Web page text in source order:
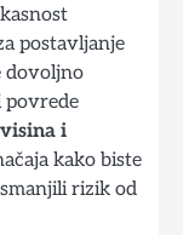
postavljanje
dovoljno
povrede
i
kako biste
rizik od